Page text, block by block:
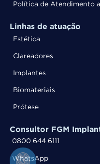
Política de Atendimento
Linhas de atuação
Estética
Clareadores
Implantes
Biomateriais
Prótese
Consultor FGM
0800 644 6111
WhatsApp